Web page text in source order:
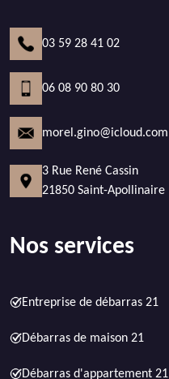
03 59 28 41 02
06 08 90 80 30
morel.gino@icloud.com
3 Rue René Cassin
21850 Saint-Apollinaire
Nos services
Entreprise de débarras 21
Débarras de maison 21
Débarras d'appartement 21